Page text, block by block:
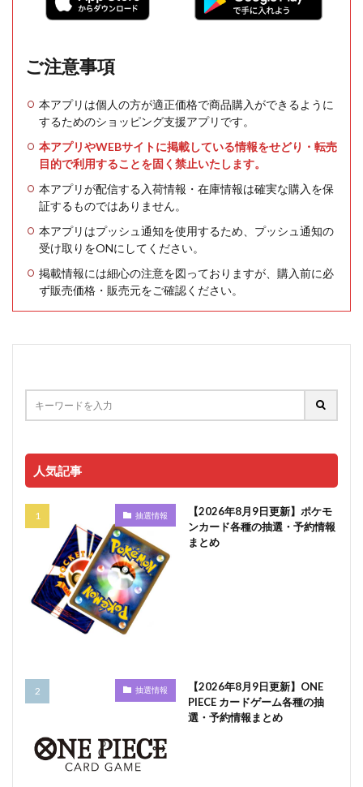
ご注意事項
本アプリは個人の方が適正価格で商品購入ができるように
するためのショッピング支援アプリです。
本アプリやWEBサイトに掲載している情報をせどり・転売
目的で利用することを固く禁止いたします。
本アプリが配信する入荷情報・在庫情報は確実な購入を保
証するものではありません。
本アプリはプッシュ通知を使用するため、プッシュ通知の
受け取りをONにしてください。
掲載情報には細心の注意を図っておりますが、購入前に必
ず販売価格・販売元をご確認ください。
人気記事
抽選情報
【2026年8月9日更新】ポケモ
ンカード各種の抽選・予約情報
まとめ
抽選情報
【2026年8月9日更新】ONE
PIECE カードゲーム各種の抽
選・予約情報まとめ